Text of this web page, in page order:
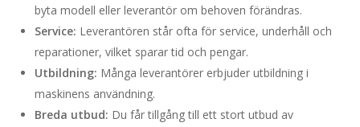
byta modell eller leverantör om behoven förändras.
Service: Leverantören står ofta för service, underhåll och
reparationer, vilket sparar tid och pengar.
Utbildning: Många leverantörer erbjuder utbildning i
maskinens användning.
Breda utbud: Du får tillgång till ett stort utbud av